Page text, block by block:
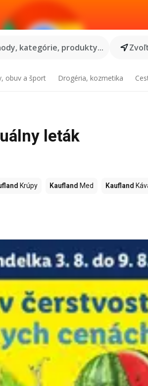
kategórie, produkty...
obuv a šport Drogéria, kozmetika
leták
Krúpy Kaufland Med Kaufland